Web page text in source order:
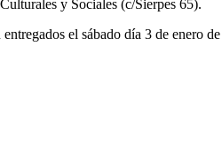
y Sociales (c/Sierpes 65).
el sábado día 3 de enero